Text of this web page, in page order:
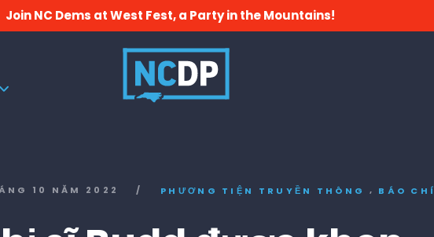
Join NC Dems at West Fest, a Party in the Mountains!
10 NĂM 2022 / PHƯƠNG TIỆN TRUYỀN THÔNG , BÁO CHÍ